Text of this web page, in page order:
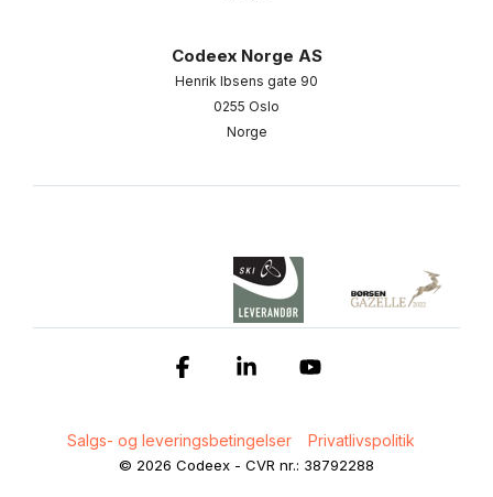
Codeex Norge AS
Henrik Ibsens gate 90
0255 Oslo
Norge
Salgs- og leveringsbetingelser Privatlivspolitik
© 2026 Codeex - CVR nr.: 38792288
FacebookLinkedin